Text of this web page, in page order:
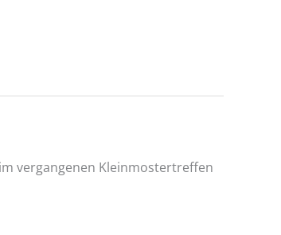
vergangenen Kleinmostertreffen